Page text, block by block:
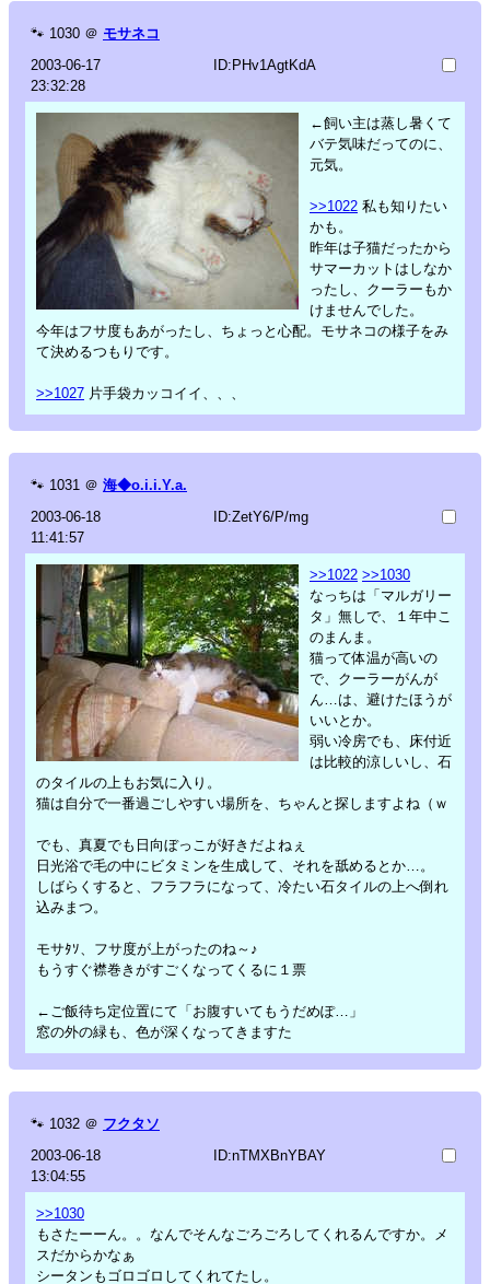
🐾 1030 ＠ モサネコ
2003-06-17
23:32:28
ID:PHv1AgtKdA
←飼い主は蒸し暑くて
バテ気味だってのに、
元気。
>>1022 私も知りたい
かも。
昨年は子猫だったから
サマーカットはしなか
ったし、クーラーもか
けませんでした。
今年はフサ度もあがったし、ちょっと心配。モサネコの様子をみ
て決めるつもりです。
>>1027 片手袋カッコイイ、、、
🐾 1031 ＠ 海◆o.i.i.Y.a.
2003-06-18
11:41:57
ID:ZetY6/P/mg
>>1022 >>1030
なっちは「マルガリー
タ」無しで、１年中こ
のまんま。
猫って体温が高いの
で、クーラーがんが
ん…は、避けたほうが
いいとか。
弱い冷房でも、床付近
は比較的涼しいし、石
のタイルの上もお気に入り。
猫は自分で一番過ごしやすい場所を、ちゃんと探しますよね（ｗ
でも、真夏でも日向ぼっこが好きだよねぇ
日光浴で毛の中にビタミンを生成して、それを舐めるとか…。
しばらくすると、フラフラになって、冷たい石タイルの上へ倒れ
込みまつ。
モサﾀｿ、フサ度が上がったのね～♪
もうすぐ襟巻きがすごくなってくるに１票
←ご飯待ち定位置にて「お腹すいてもうだめぽ…」
窓の外の緑も、色が深くなってきますた
🐾 1032 ＠ フクタソ
2003-06-18
13:04:55
ID:nTMXBnYBAY
>>1030
もさたーーん。。なんでそんなごろごろしてくれるんですか。メ
スだからかなぁ
シータンもゴロゴロしてくれてたし。